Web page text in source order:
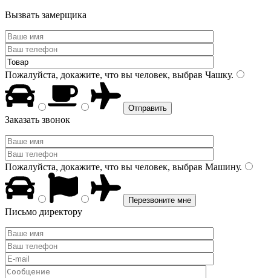
Вызвать замерщика
Пожалуйста, докажите, что вы человек, выбрав Чашку.
Заказать звонок
Пожалуйста, докажите, что вы человек, выбрав Машину.
Письмо директору